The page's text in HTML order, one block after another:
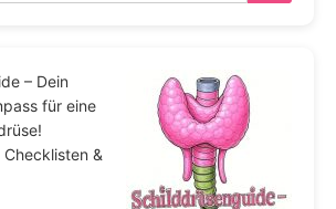
– Dein
für eine
Checklisten &